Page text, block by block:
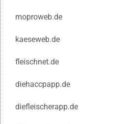
moproweb.de
kaeseweb.de
fleischnet.de
diehaccpapp.de
diefleischerapp.de